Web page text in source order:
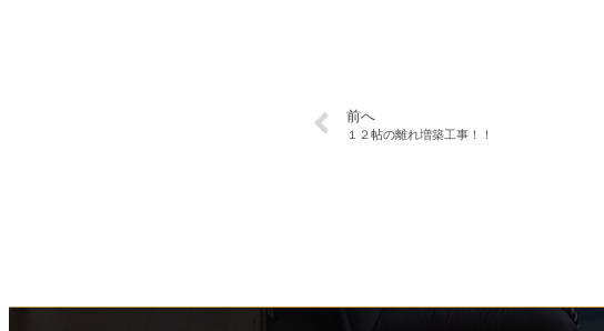
前へ
１２帖の離れ増築工事！！